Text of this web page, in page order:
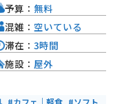
予算： 無料
混雑： 空いている
滞在： 3時間
施設： 屋外